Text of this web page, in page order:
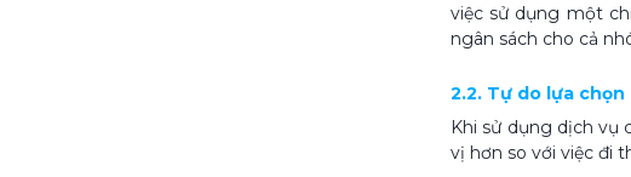
việc sử dụng một
ngân sách cho cả
2.2. Tự do lựa
Khi sử dụng dịch vụ
vị hơn so với việc đi